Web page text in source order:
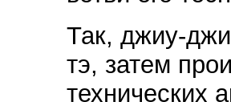
Так, джиу-
тэ, затем
технических